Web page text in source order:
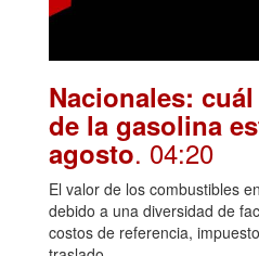
Nacionales:
de la gasolina
agosto. 04:20
El valor de los combustibles
debido a una diversidad de
costos de referencia,